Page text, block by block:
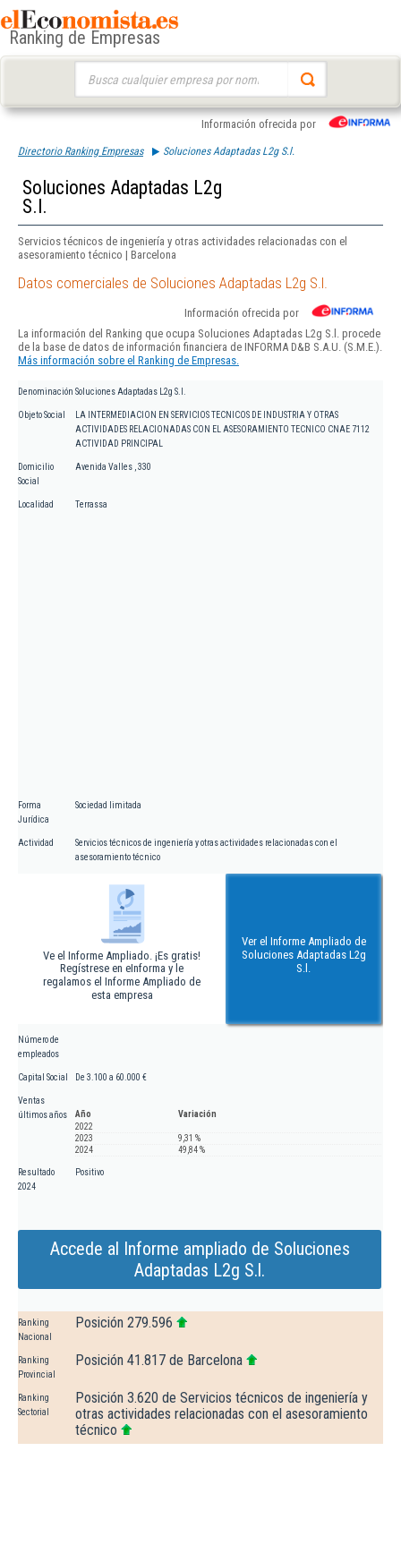
Ranking de Empresas
Información ofrecida por
Directorio Ranking Empresas Soluciones Adaptadas L2g S.l.
Soluciones Adaptadas L2g
S.l.
Servicios técnicos de ingeniería y otras actividades relacionadas con el
asesoramiento técnico | Barcelona
Datos comerciales de Soluciones Adaptadas L2g S.l.
Información ofrecida por
La información del Ranking que ocupa Soluciones Adaptadas L2g S.l. procede
de la base de datos de información financiera de INFORMA D&B S.A.U. (S.M.E.).
Más información sobre el Ranking de Empresas.
Denominación Soluciones Adaptadas L2g S.l.
Objeto Social
LA INTERMEDIACION EN SERVICIOS TECNICOS DE INDUSTRIA Y OTRAS
ACTIVIDADES RELACIONADAS CON EL ASESORAMIENTO TECNICO CNAE 7112
ACTIVIDAD PRINCIPAL
Domicilio
Social
Avenida Valles , 330
Localidad Terrassa
Forma
Jurídica
Sociedad limitada
Actividad
Servicios técnicos de ingeniería y otras actividades relacionadas con el
asesoramiento técnico
Ve el Informe Ampliado. ¡Es gratis!
Regístrese en eInforma y le
regalamos el Informe Ampliado de
esta empresa
Ver el Informe Ampliado de
Soluciones Adaptadas L2g
S.l.
Número de
empleados
Capital Social De 3.100 a 60.000 €
Ventas
últimos años
Año
Variación
2022
2023
9,31 %
2024
49,84 %
Resultado
2024
Positivo
Accede al Informe ampliado de Soluciones
Adaptadas L2g S.l.
Ranking
Nacional
Posición 279.596
Ranking
Provincial
Posición 41.817 de Barcelona
Ranking
Sectorial
Posición 3.620 de Servicios técnicos de ingeniería y
otras actividades relacionadas con el asesoramiento
técnico